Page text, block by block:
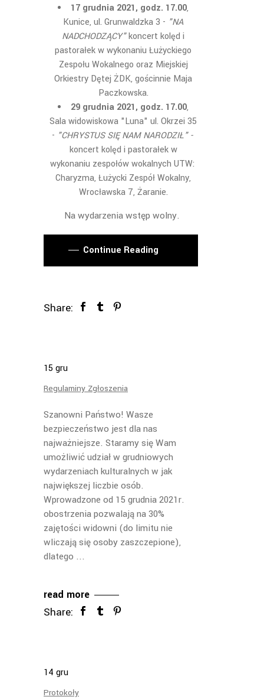
17 grudnia 2021, godz. 17.00,
Kunice, ul. Grunwaldzka 3 - "NA
NADCHODZĄCY"koncert kolęd i
pastorałek w wykonaniu Łużyckiego
Zespołu Wokalnego oraz Miejskiej
Orkiestry Dętej ŻDK, gościnnie Maja
Paczkowska.
29 grudnia 2021, godz. 17.00,
Sala widowiskowa "Luna" ul. Okrzei 35
- "CHRYSTUS SIĘ NAM NARODZIŁ" -
koncert kolęd i pastorałek w
wykonaniu zespołów wokalnych UTW:
Charyzma, Łużycki Zespół Wokalny,
Wrocławska 7, Żaranie.
Na wydarzenia wstęp wolny.
Continue Reading
Share:
15 gru
Regulaminy Zgłoszenia
Szanowni Państwo! Wasze
bezpieczeństwo jest dla nas
najważniejsze. Staramy się Wam
umożliwić udział w grudniowych
wydarzeniach kulturalnych w jak
największej liczbie osób.
Wprowadzone od 15 grudnia 2021r.
obostrzenia pozwalają na 30%
zajętości widowni (do limitu nie
wliczają się osoby zaszczepione),
dlatego
read more
Share:
14 gru
Protokoły